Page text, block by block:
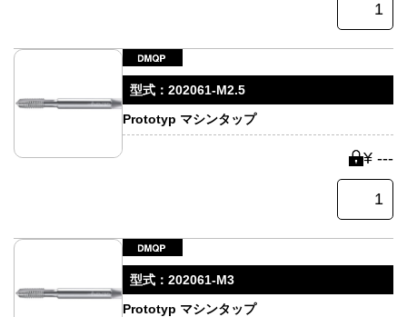
型式： 202061-M2.5
Prototyp マシンタップ
¥ ---
型式： 202061-M3
Prototyp マシンタップ